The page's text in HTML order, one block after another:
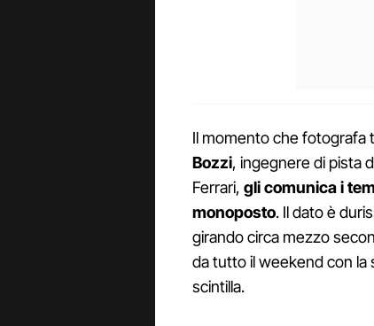
Il momento che fotografa
Bozzi, ingegnere di pista
Ferrari, gli comunica i
monoposto. Il dato è
girando circa mezzo
da tutto il weekend con la
scintilla.